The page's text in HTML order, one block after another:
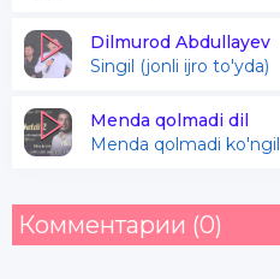
Dilmurod Abdullayev
Singil (jonli ijro to'yda)
Menda qolmadi dil
Menda qolmadi ko'ngil
Комментарии (0)